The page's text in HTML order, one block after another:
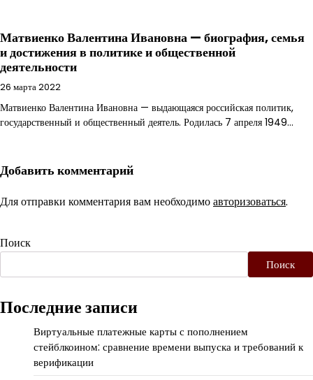
Матвиенко Валентина Ивановна — биография, семья
и достижения в политике и общественной
деятельности
26 марта 2022
Матвиенко Валентина Ивановна — выдающаяся российская политик,
государственный и общественный деятель. Родилась 7 апреля 1949…
Добавить комментарий
Для отправки комментария вам необходимоавторизоваться.
Поиск
Поиск
Последние записи
Виртуальные платежные карты с пополнением
стейблкоином: сравнение времени выпуска и требований к
верификации